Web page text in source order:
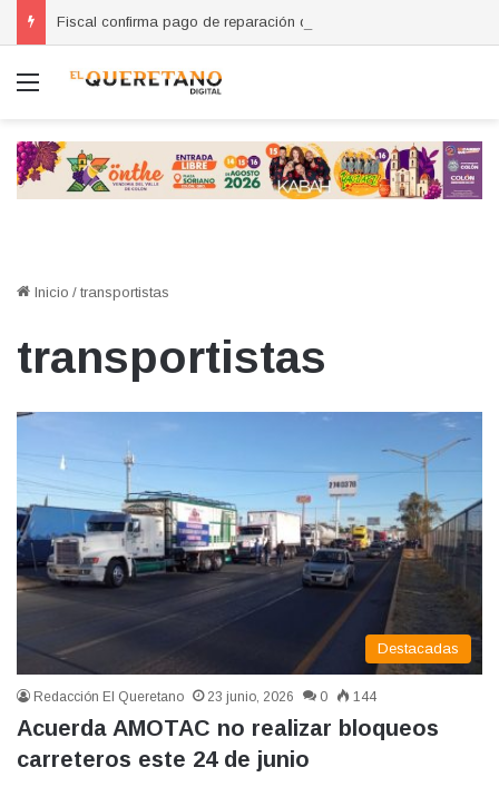
Menú
Inicio / transportistas
transportistas
Destacadas
Redacción El Queretano 23 junio, 2026 0 144
Acuerda AMOTAC no realizar bloqueos
carreteros este 24 de junio